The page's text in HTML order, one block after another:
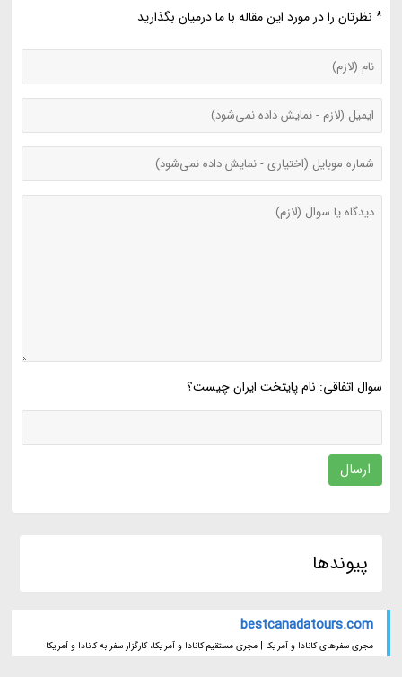
* نظرتان را در مورد این مقاله با ما درمیان بگذارید
سوال اتفاقی: نام پایتخت ایران چیست؟
ارسال
پیوندها
bestcanadatours.com
مجری سفرهای کانادا و آمریکا | مجری مستقیم کانادا و آمریکا، کارگزار سفر به کانادا و آمریکا